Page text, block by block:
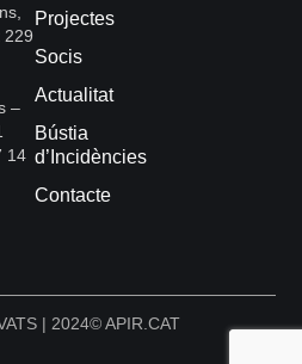
229
–
14
Projectes
Socis
Actualitat
Bústia
d’Incidències
Contacte
| 2024© APIR.CAT